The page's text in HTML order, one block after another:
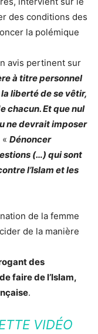
des conditions des
la polémique
avis pertinent sur
à titre personnel
liberté de se vêtir,
chacun. Et que nul
ne devrait imposer
Dénoncer
(…) qui sont
l’Islam et les
de la femme
de la manière
des
faire de l’Islam,
.
VIDÉO